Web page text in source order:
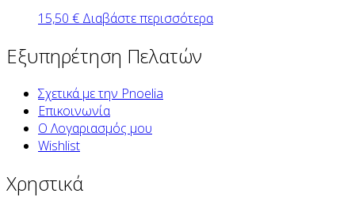
15,50 € Διαβάστε περισσότερα
Εξυπηρέτηση Πελατών
Σχετικά με την Pnoelia
Επικοινωνία
Ο Λογαριασμός μου
Wishlist
Χρηστικά